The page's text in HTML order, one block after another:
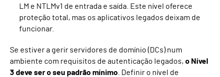
LM e NTLMv1 de entrada e saída. Este nível oferece
proteção total, mas os aplicativos legados deixam de
funcionar.
Se estiver a gerir servidores de domínio (DCs) num
ambiente com requisitos de autenticação legados, o Nível
3 deve ser o seu padrão mínimo . Definir o nível de